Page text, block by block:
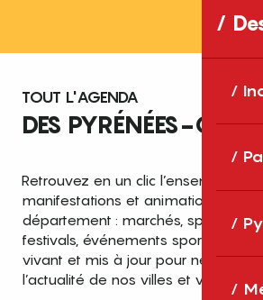
TOUT L'AGENDA
DES PYRÉNÉES-
Retrouvez en un clic l’ensemble des
manifestations et animations
département : marchés, spectacles,
festivals, événements sportifs et
vivant et mis à jour pour ne rien
l’actualité de nos villes et villages.